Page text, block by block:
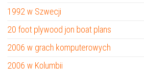
1992 w Szwecji
20 foot plywood jon boat plans
2006 w grach komputerowych
2006 w Kolumbii